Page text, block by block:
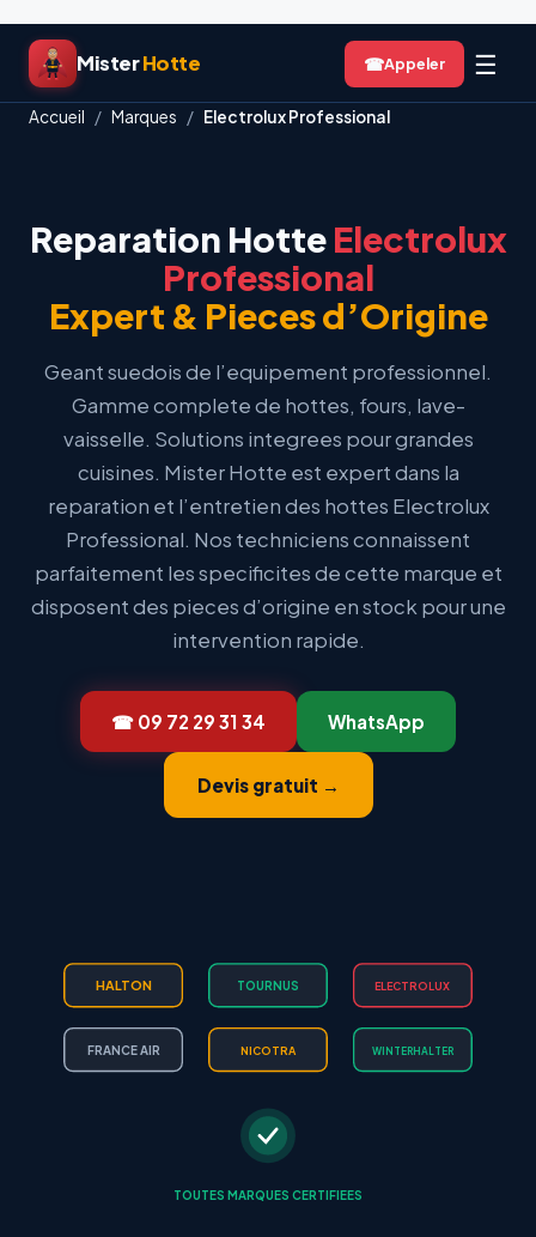
Aller
contenu
MisterHotte ☎ ☰
Accueil / Marques / Electrolux Professional
Reparation HotteElectrolux
Professional
Expert & Pieces d’Origine
Geant suedois de l’equipement professionnel.
Gamme complete de hottes, fours, lave-
vaisselle. Solutions integrees pour grandes
cuisines. Mister Hotte est expert dans la
reparation et l’entretien des hottes Electrolux
Professional. Nos techniciens connaissent
parfaitement les specificites de cette marque et
disposent des pieces d’origine en stock pour une
intervention rapide.
☎ 09 72 29 31 34 WhatsApp
Devis gratuit →
HALTON TOURNUS ELECTROLUX
FRANCE AIR NICOTRA WINTERHALTER
TOUTES MARQUES CERTIFIEES